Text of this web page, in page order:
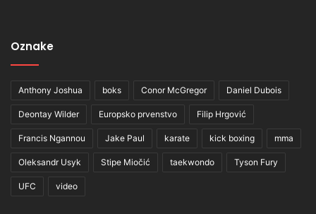
Oznake
Anthony Joshua boks Conor McGregor Daniel Dubois
Deontay Wilder Europsko prvenstvo Filip Hrgović
Francis Ngannou Jake Paul karate kick boxing mma
Oleksandr Usyk Stipe Miočić taekwondo Tyson Fury
UFC video